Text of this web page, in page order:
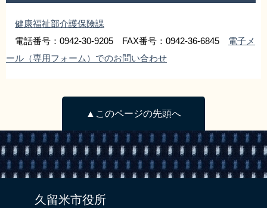
サイトについて
閉じる
健康福祉部介護保険課
電話番号：0942-30-9205 FAX番号：0942-36-6845 電子メ
ール（専用フォーム）でのお問い合わせ
▲このページの先頭へ
久留米市役所